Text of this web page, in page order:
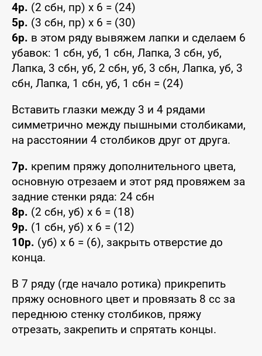
4р. (2 сбн, пр) x 6 = (24)
5р. (3 сбн, пр) x 6 = (30)
6р. в этом ряду вывяжем лапки и сделаем 6
убавок: 1 сбн, уб, 1 сбн, Лапка, 3 сбн, уб,
Лапка, 3 сбн, уб, 2 сбн, уб, 3 сбн, Лапка, уб, 3
сбн, Лапка, 1 сбн, уб, 1 сбн = (24)
Вставить глазки между 3 и 4 рядами
симметрично между пышными столбиками,
на расстоянии 4 столбиков друг от друга.
7р. крепим пряжу дополнительного цвета,
основную отрезаем и этот ряд провяжем за
задние стенки ряда: 24 сбн
8р. (2 сбн, уб) x 6 = (18)
9р. (1 сбн, уб) x 6 = (12)
10р. (уб) x 6 = (6), закрыть отверстие до
конца.
В 7 ряду (где начало ротика) прикрепить
пряжу основного цвет и провязать 8 сс за
переднюю стенку столбиков, пряжу
отрезать, закрепить и спрятать концы.